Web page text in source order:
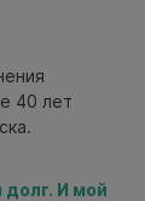
40 лет
И мой